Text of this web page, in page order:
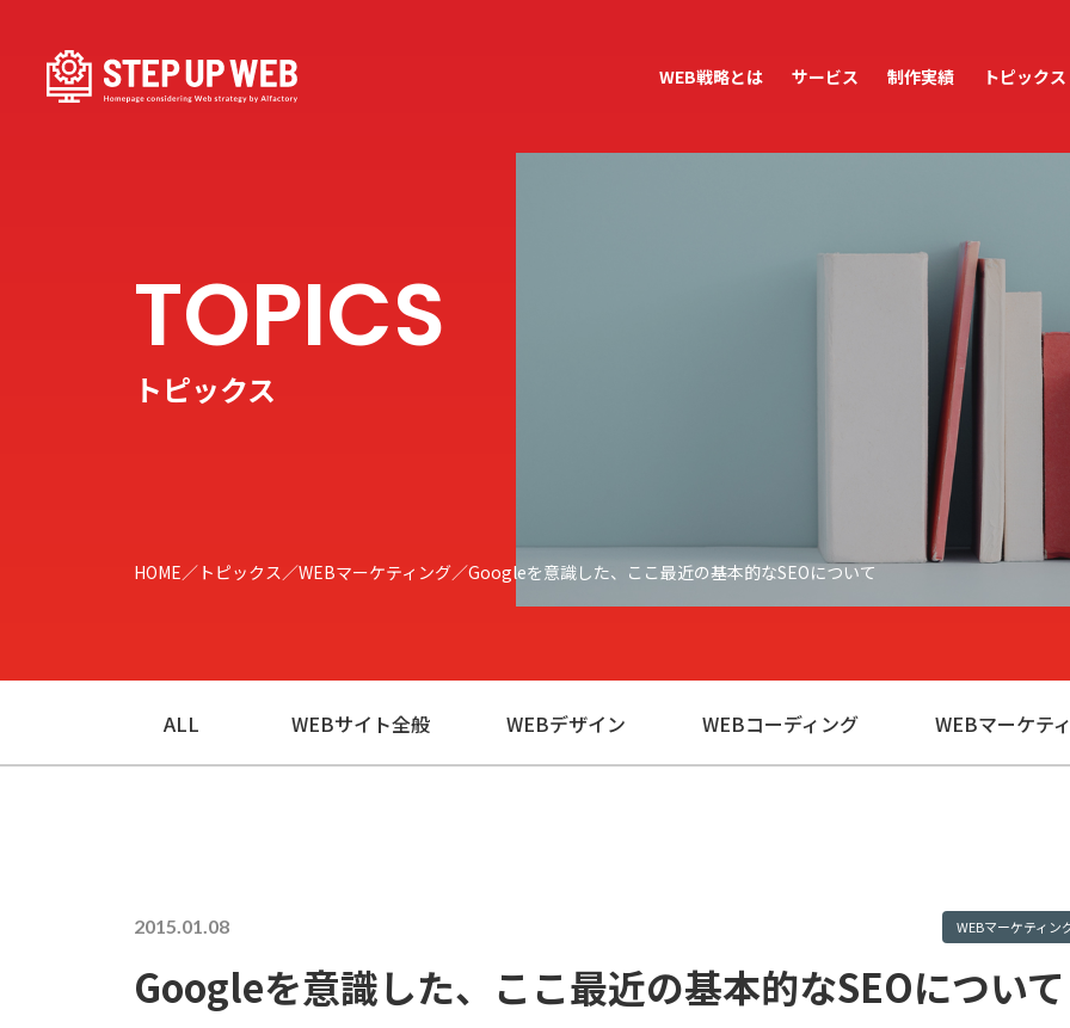
WEB戦略とは サービス 制作実績 トピックス
トピックス
HOME トピックス WEBマーケティング Googleを意識した、ここ最近の基本的なSEOについて
ALL WEBサイト全般 WEBデザイン WEBコーディング WEBマーケテ
2015.01.08 WEBマーケティン
Googleを意識した、ここ最近の基本的なSEOについて